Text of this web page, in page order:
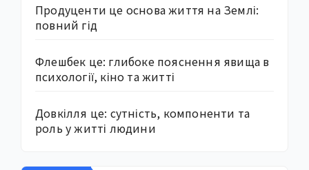
Продуценти це основа життя на Землі:
повний гід
Флешбек це: глибоке пояснення явища в
психології, кіно та житті
Довкілля це: сутність, компоненти та
роль у житті людини